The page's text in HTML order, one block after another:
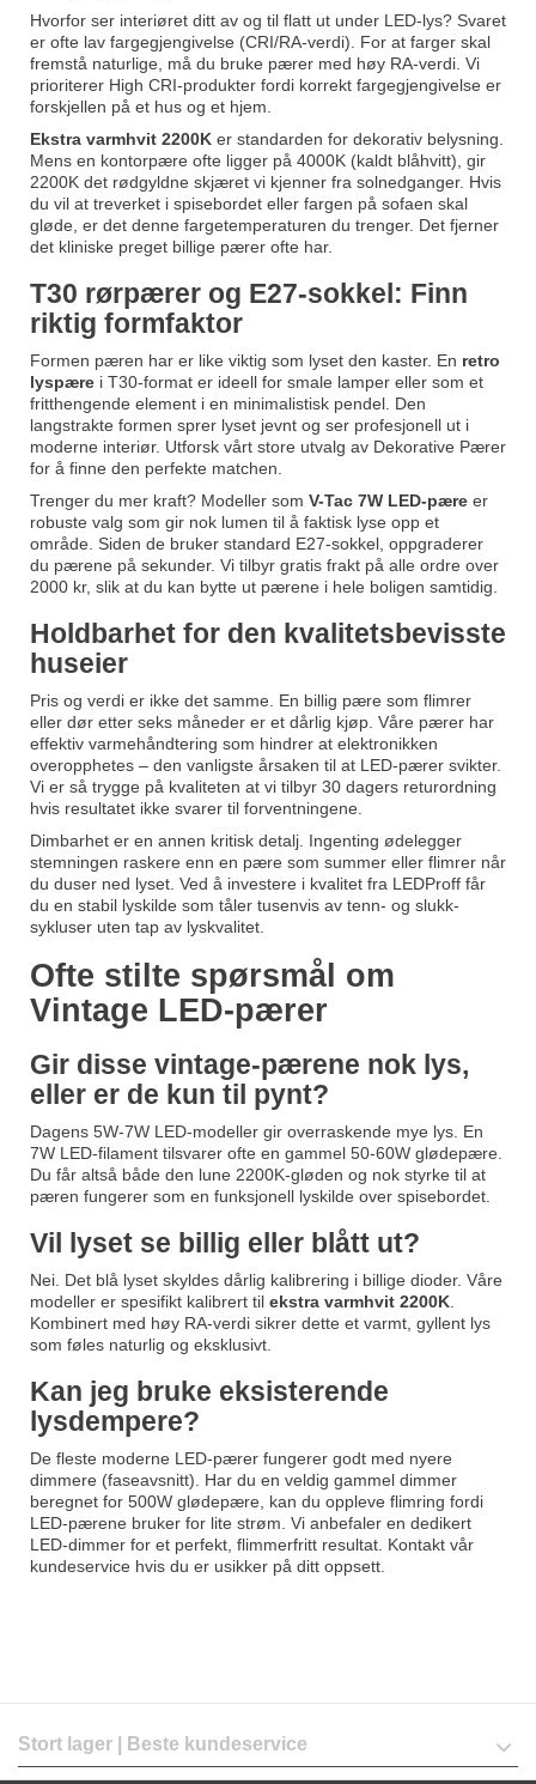
Hvorfor ser interiøret ditt av og til flatt ut under LED-lys? Svaret
er ofte lav fargegjengivelse (CRI/RA-verdi). For at farger skal
fremstå naturlige, må du bruke pærer med høy RA-verdi. Vi
prioriterer High CRI-produkter fordi korrekt fargegjengivelse er
forskjellen på et hus og et hjem.
Ekstra varmhvit 2200K er standarden for dekorativ belysning.
Mens en kontorpære ofte ligger på 4000K (kaldt blåhvitt), gir
2200K det rødgyldne skjæret vi kjenner fra solnedganger. Hvis
du vil at treverket i spisebordet eller fargen på sofaen skal
gløde, er det denne fargetemperaturen du trenger. Det fjerner
det kliniske preget billige pærer ofte har.
T30 rørpærer og E27-sokkel: Finn
riktig formfaktor
Formen pæren har er like viktig som lyset den kaster. En retro
lyspære i T30-format er ideell for smale lamper eller som et
fritthengende element i en minimalistisk pendel. Den
langstrakte formen sprer lyset jevnt og ser profesjonell ut i
moderne interiør. Utforsk vårt store utvalg av Dekorative Pærer
for å finne den perfekte matchen.
Trenger du mer kraft? Modeller som V-Tac 7W LED-pære er
robuste valg som gir nok lumen til å faktisk lyse opp et
område. Siden de bruker standard E27-sokkel, oppgraderer
du pærene på sekunder. Vi tilbyr gratis frakt på alle ordre over
2000 kr, slik at du kan bytte ut pærene i hele boligen samtidig.
Holdbarhet for den kvalitetsbevisste
huseier
Pris og verdi er ikke det samme. En billig pære som flimrer
eller dør etter seks måneder er et dårlig kjøp. Våre pærer har
effektiv varmehåndtering som hindrer at elektronikken
overopphetes – den vanligste årsaken til at LED-pærer svikter.
Vi er så trygge på kvaliteten at vi tilbyr 30 dagers returordning
hvis resultatet ikke svarer til forventningene.
Dimbarhet er en annen kritisk detalj. Ingenting ødelegger
stemningen raskere enn en pære som summer eller flimrer når
du duser ned lyset. Ved å investere i kvalitet fra LEDProff får
du en stabil lyskilde som tåler tusenvis av tenn- og slukk-
sykluser uten tap av lyskvalitet.
Ofte stilte spørsmål om
Vintage LED-pærer
Gir disse vintage-pærene nok lys,
eller er de kun til pynt?
Dagens 5W-7W LED-modeller gir overraskende mye lys. En
7W LED-filament tilsvarer ofte en gammel 50-60W glødepære.
Du får altså både den lune 2200K-gløden og nok styrke til at
pæren fungerer som en funksjonell lyskilde over spisebordet.
Vil lyset se billig eller blått ut?
Nei. Det blå lyset skyldes dårlig kalibrering i billige dioder. Våre
modeller er spesifikt kalibrert til ekstra varmhvit 2200K
Kombinert med høy RA-verdi sikrer dette et varmt, gyllent lys
som føles naturlig og eksklusivt.
Kan jeg bruke eksisterende
lysdempere?
De fleste moderne LED-pærer fungerer godt med nyere
dimmere (faseavsnitt). Har du en veldig gammel dimmer
beregnet for 500W glødepære, kan du oppleve flimring fordi
LED-pærene bruker for lite strøm. Vi anbefaler en dedikert
LED-dimmer for et perfekt, flimmerfritt resultat. Kontakt vår
kundeservice hvis du er usikker på ditt oppsett.
Stort lager | Beste kundeservice